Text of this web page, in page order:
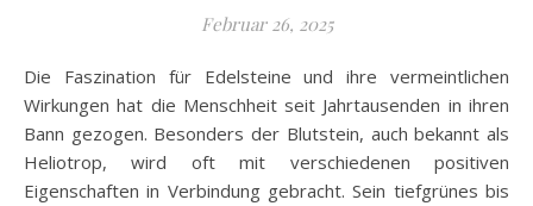
Februar 26, 2025
Die Faszination für Edelsteine und ihre vermeintlichen
Wirkungen hat die Menschheit seit Jahrtausenden in ihren
Bann gezogen. Besonders der Blutstein, auch bekannt als
Heliotrop, wird oft mit verschiedenen positiven
Eigenschaften in Verbindung gebracht. Sein tiefgrünes bis